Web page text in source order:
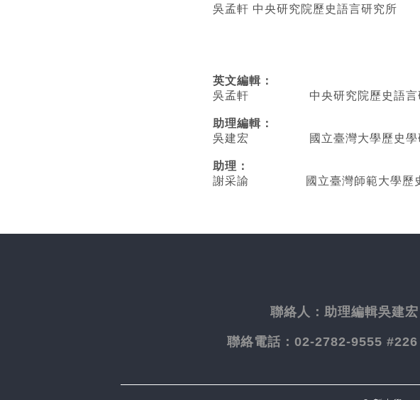
吳孟軒 中央研究院歷史語言研究所
英文編輯 ：
吳孟軒 中央研究院歷史語言
助理編輯：
吳建宏 國立臺灣大學歷史學研
助理：
謝采諭
國立臺灣師範大學歷
聯絡人： 助理編輯吳
聯絡電話： 02-2782-9555